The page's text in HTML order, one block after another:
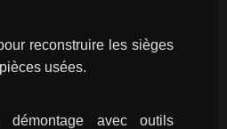
reconstruire les sièges
usées.
avec outils